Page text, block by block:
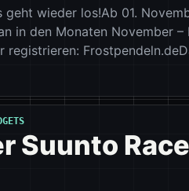
geht wieder los!Ab 01.
in den Monaten November –
registrieren:
Suunto